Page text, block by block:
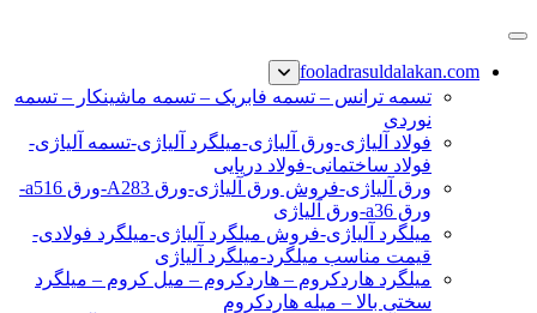
پرش
محتوا
نبشی فولادی-ناودانی فولادی-قیمت ورق-قیمت فولاد
fooladrasuldalakan.com
تسمه ترانس – تسمه فابریک – تسمه ماشینکار – تسمه
نوردی
فولاد آلیاژی-ورق آلیاژی-میلگرد آلیاژی-تسمه آلیاژی-
فولاد ساختمانی-فولاد دریایی
ورق آلیاژی-فروش ورق آلیاژی-ورق A283-ورق a516-
ورق a36-ورق آلیاژی
میلگرد آلیاژی-فروش میلگرد آلیاژی-میلگرد فولادی-
قیمت مناسب میلگرد-میلگرد آلیاژی
میلگرد هاردکروم – هاردکروم – میل کروم – میلگرد
سختی بالا – میله هاردکروم